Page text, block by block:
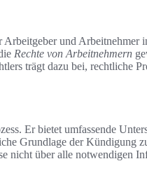
und Arbeitnehmer
Rechte von Arbeitnehmern
trägt dazu bei, rechtliche
Er bietet umfassende
Grundlage der Kündigung
nicht über alle notwendigen